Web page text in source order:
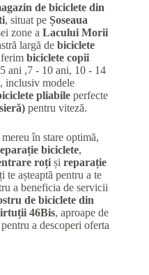
de biciclete din
, situat pe Șoseaua
zone a Lacului Morii
largă de biciclete
biciclete copii
ani ,7 - 10 ani, 10 - 14
, inclusiv modele
pliabile perfecte
pentru viteză.
în stare optimă,
biciclete,
roți și reparație
te așteaptă pentru a te
a beneficia de servicii
de biciclete din
46Bis, aproape de
pentru a descoperi oferta